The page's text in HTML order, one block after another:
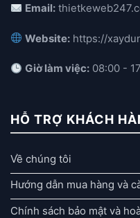
Email:
Website: https://
Giờ làm việc: 08:00 -
HỖ TRỢ KHÁCH
Về chúng tôi
Hướng dẫn mua hàng và
Chính sách bảo mật và